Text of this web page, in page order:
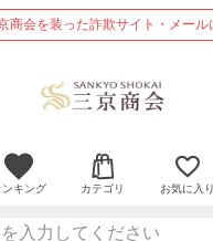
商会を装った詐欺サイト・メール
ンキング カテゴリ お気に入り